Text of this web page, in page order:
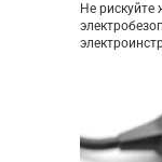
Не рискуйте